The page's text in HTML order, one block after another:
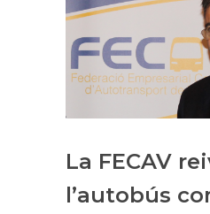
La FECAV
l’autobús